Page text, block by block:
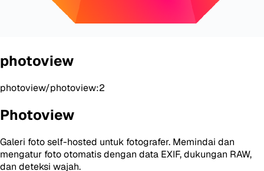
photoview
photoview/photoview:2
Photoview
Galeri foto self-hosted untuk fotografer. Memindai dan
mengatur foto otomatis dengan data EXIF, dukungan RAW,
dan deteksi wajah.